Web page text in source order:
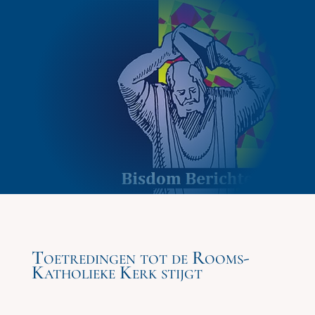
Toetredingen tot de Rooms-
Katholieke Kerk stijgt